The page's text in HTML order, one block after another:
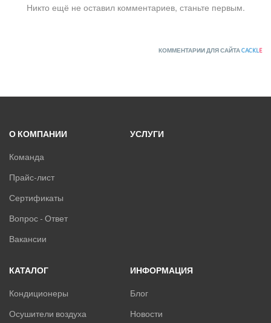
Никто ещё не оставил комментариев, станьте первым.
КОММЕНТАРИИ ДЛЯ САЙТАCACKLE
О КОМПАНИИ
Команда
Прайс-лист
Сертификаты
Вопрос - Ответ
Вакансии
УСЛУГИ
КАТАЛОГ
Кондиционеры
Осушители воздуха
ИНФОРМАЦИЯ
Блог
Новости